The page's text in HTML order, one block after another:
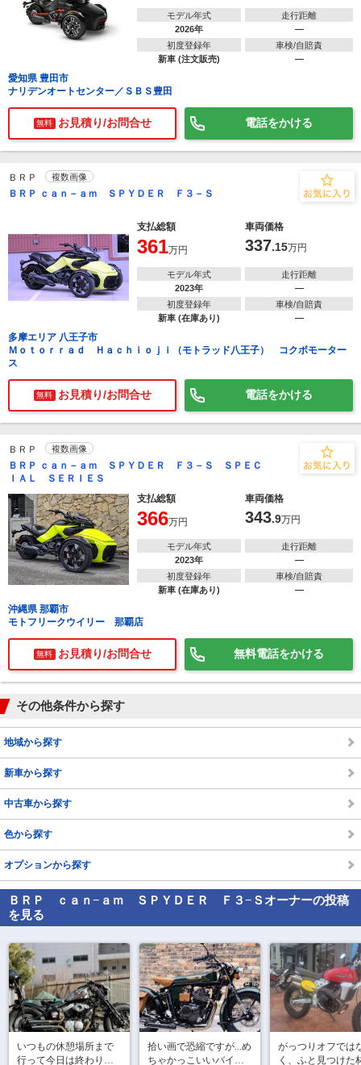
モデル年式
2026年
走行距離
―
初度登録年
新車 (注文販売)
車検/自賠責
―
愛知県 豊田市
ナリデンオートセンター／ＳＢＳ豊田
無料 お見積り/お問合せ 電話をかける
ＢＲＰ 複数画像
ＢＲＰ ｃａｎ－ａｍ ＳＰＹＤＥＲ Ｆ３－Ｓ
支払総額 車両価格
361万円 337.15万円
モデル年式
2023年
走行距離
―
初度登録年
新車 (在庫あり)
車検/自賠責
―
多摩エリア 八王子市
Ｍｏｔｏｒｒａｄ Ｈａｃｈｉｏｊｉ（モトラッド八王子） コクボモーター
ス
無料 お見積り/お問合せ 電話をかける
ＢＲＰ 複数画像
ＢＲＰ ｃａｎ－ａｍ ＳＰＹＤＥＲ Ｆ３－Ｓ ＳＰＥＣ
ＩＡＬ ＳＥＲＩＥＳ
支払総額
車両価格
366万円 343.9万円
モデル年式
2023年
走行距離
―
初度登録年
新車 (在庫あり)
車検/自賠責
―
沖縄県 那覇市
モトフリークウイリー 那覇店
無料 お見積り/お問合せ 無料電話をかける
その他条件から探す
地域から探す
新車から探す
中古車から探す
色から探す
オプションから探す
ＢＲＰ ｃａｎ−ａｍ ＳＰＹＤＥＲ Ｆ３−Ｓ オーナーの投稿
を見る
いつもの休憩場所まで
行って今日は終わり
拾い画で恐縮ですが...め
ちゃかっこいいバイク
がっつりオフでは
く、ふと見つけた
で相場をチェック！
車種選択するだけ、かんたん相場検索
まずはメーカーを選択する
排気量
車種